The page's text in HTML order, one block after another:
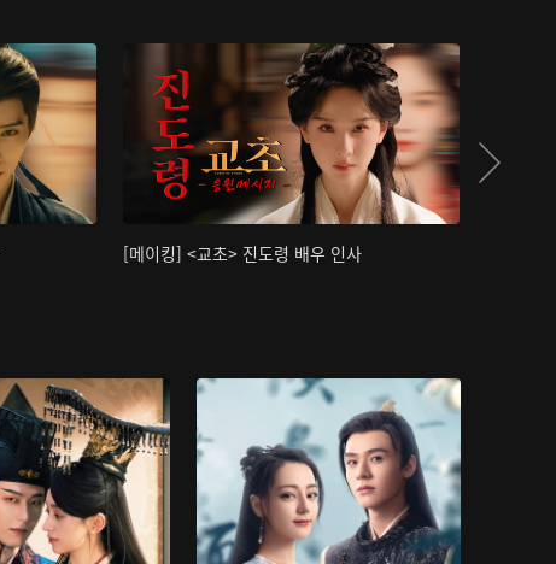
[메이킹] <교초> 진도령 배우 인사